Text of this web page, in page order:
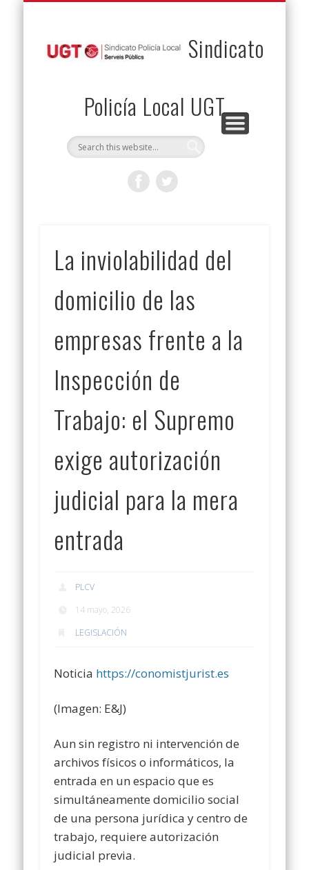
Sindicato
Policía Local UGT
La inviolabilidad del
domicilio de las
empresas frente a la
Inspección de
Trabajo: el Supremo
exige autorización
judicial para la mera
entrada
PLCV
14 mayo, 2026
LEGISLACIÓN
Noticia https://conomistjurist.es
(Imagen: E&J)
Aun sin registro ni intervención de
archivos físicos o informáticos, la
entrada en un espacio que es
simultáneamente domicilio social
de una persona jurídica y centro de
trabajo, requiere autorización
judicial previa.